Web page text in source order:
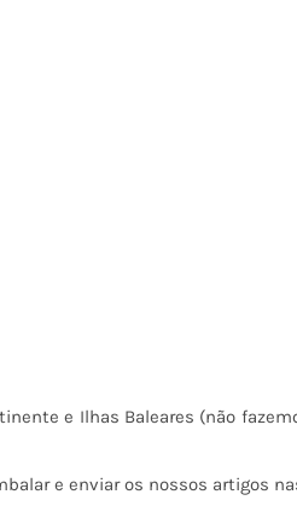
e Ilhas Baleares (não
e enviar os nossos artigos